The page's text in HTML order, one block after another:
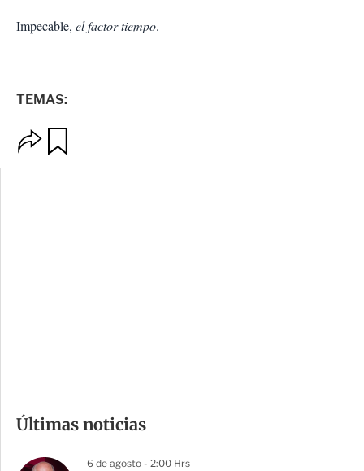
Impecable, el factor tiempo.
TEMAS:
p
p
a
Últimas noticias
6 de agosto - 2:00 Hrs